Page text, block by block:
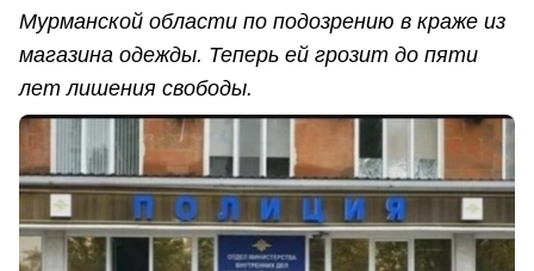
Мурманской области по подозрению в краже из
магазина одежды. Теперь ей грозит до пяти
лет лишения свободы.